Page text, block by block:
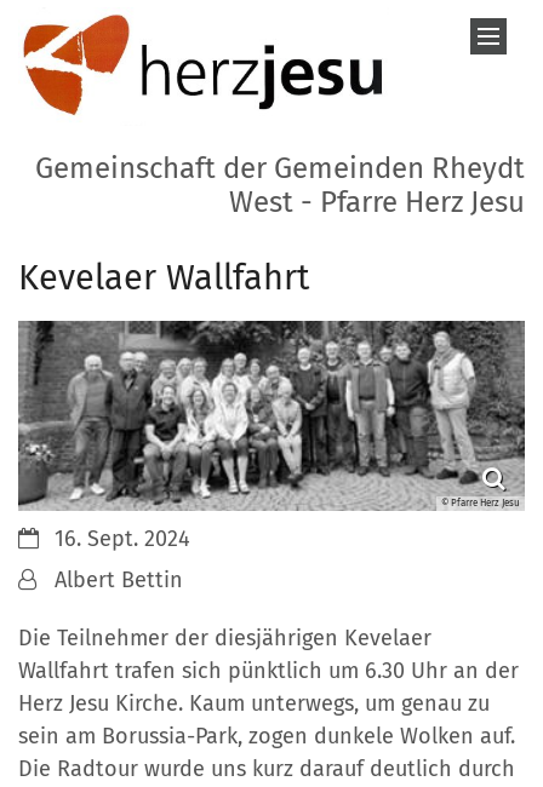
Zum Inhalt springen
Gemeinschaft der Gemeinden Rheydt
West - Pfarre Herz Jesu
Kevelaer Wallfahrt
© Pfarre Herz Jesu
Datum:16. Sept. 2024
Von:Albert Bettin
Die Teilnehmer der diesjährigen Kevelaer
Wallfahrt trafen sich pünktlich um 6.30 Uhr an der
Herz Jesu Kirche. Kaum unterwegs, um genau zu
sein am Borussia-Park, zogen dunkele Wolken auf.
Die Radtour wurde uns kurz darauf deutlich durch